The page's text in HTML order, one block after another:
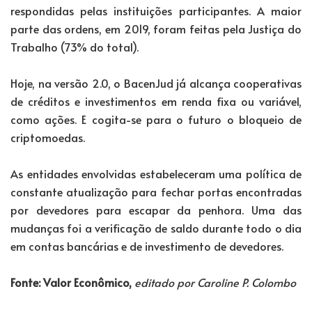
respondidas pelas instituições participantes. A maior
parte das ordens, em 2019, foram feitas pela Justiça do
Trabalho (73% do total).
Hoje, na versão 2.0, o BacenJud já alcança cooperativas
de créditos e investimentos em renda fixa ou variável,
como ações. E cogita-se para o futuro o bloqueio de
criptomoedas.
As entidades envolvidas estabeleceram uma política de
constante atualização para fechar portas encontradas
por devedores para escapar da penhora. Uma das
mudanças foi a verificação de saldo durante todo o dia
em contas bancárias e de investimento de devedores.
Fonte: Valor Econômico, editado por Caroline P. Colombo